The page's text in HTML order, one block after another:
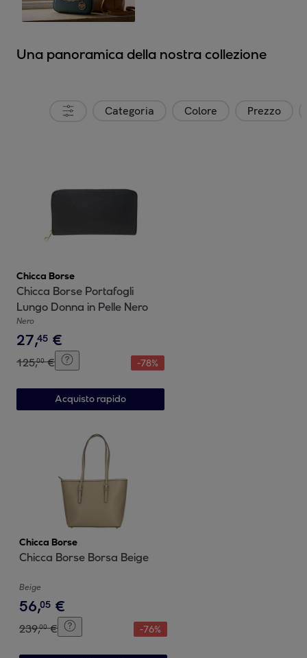
Una panoramica della nostra collezione
Categoria Colore Prezzo
Chicca Borse
Chicca Borse Portafogli
Lungo Donna in Pelle Nero
Nero
27,45 €
125,00 € -78%
Acquisto rapido
Chicca Borse
Chicca Borse Borsa Beige
Beige
56,05 €
239,00 € -76%